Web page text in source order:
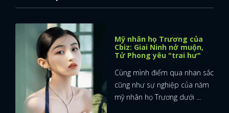
Mỹ nhân họ Trương của
Cbiz: Giai Ninh nở muộn,
Tử Phong yêu "trai hư"
Cùng mình điểm qua nhan sắc
cũng như sự nghiệp của năm
mỹ nhân họ Trương dưới ...